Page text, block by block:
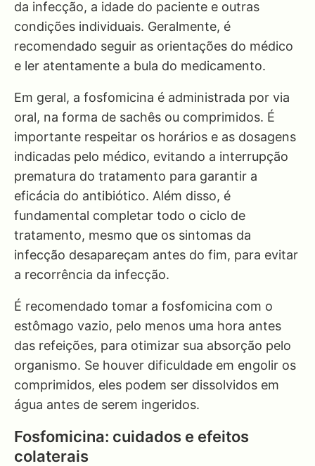
da infecção, a idade do paciente e outras
condições individuais. Geralmente, é
recomendado seguir as orientações do médico
e ler atentamente a bula do medicamento.
Em geral, a fosfomicina é administrada por via
oral, na forma de sachês ou comprimidos. É
importante respeitar os horários e as dosagens
indicadas pelo médico, evitando a interrupção
prematura do tratamento para garantir a
eficácia do antibiótico. Além disso, é
fundamental completar todo o ciclo de
tratamento, mesmo que os sintomas da
infecção desapareçam antes do fim, para evitar
a recorrência da infecção.
É recomendado tomar a fosfomicina com o
estômago vazio, pelo menos uma hora antes
das refeições, para otimizar sua absorção pelo
organismo. Se houver dificuldade em engolir os
comprimidos, eles podem ser dissolvidos em
água antes de serem ingeridos.
Fosfomicina: cuidados e efeitos
colaterais